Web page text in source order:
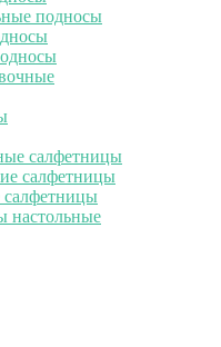
подносы
салфетницы
салфетницы
настольные